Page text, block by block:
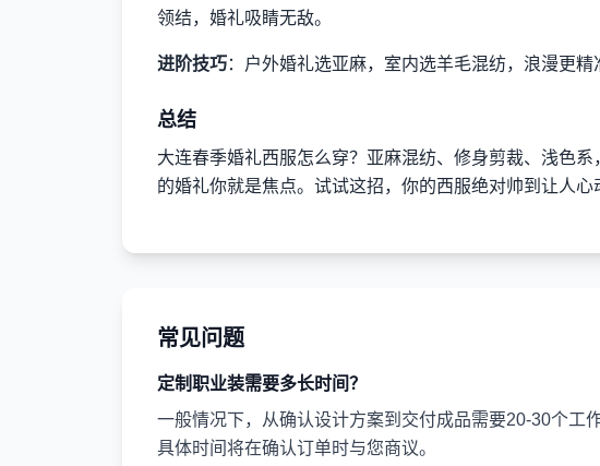
领结，婚礼吸睛无敌。
进阶技巧：户外婚礼选亚麻，室内选羊毛混纺，浪漫更精
总结
大连春季婚礼西服怎么穿？亚麻混纺、修身剪裁、浅色
的婚礼你就是焦点。试试这招，你的西服绝对帅到让人心
常见问题
定制职业装需要多长时间？
一般情况下，从确认设计方案到交付成品需要20-30个工
具体时间将在确认订单时与您商议。